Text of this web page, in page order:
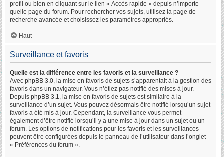
profil ou bien en cliquant sur le lien « Accès rapide » depuis n’importe
quelle page du forum. Pour rechercher vos sujets, utilisez la page de
recherche avancée et choisissez les paramètres appropriés.
Haut
Surveillance et favoris
Quelle est la différence entre les favoris et la surveillance ?
Avec phpBB 3.0, la mise en favoris de sujets s’apparentait à la gestion des
favoris dans un navigateur. Vous n’étiez pas notifié des mises à jour.
Depuis phpBB 3.1, la mise en favoris de sujets est similaire à la
surveillance d’un sujet. Vous pouvez désormais être notifié lorsqu’un sujet
favoris a été mis à jour. Cependant, la surveillance vous permet
également d’être notifié lorsqu’il y a une mise à jour dans un sujet ou un
forum. Les options de notifications pour les favoris et les surveillances
peuvent être configurées depuis le panneau de l’utilisateur dans l’onglet
« Préférences du forum ».